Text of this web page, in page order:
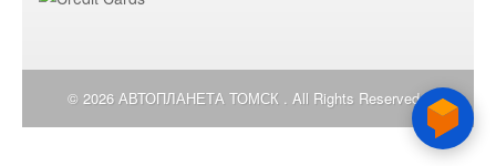
© 2026 АВТОПЛАНЕТА ТОМСК . All Rights Reserved.